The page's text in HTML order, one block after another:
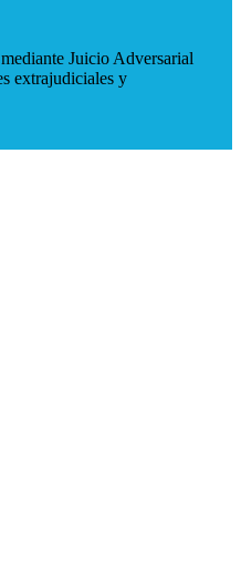
Juicio Adversarial
extrajudiciales y